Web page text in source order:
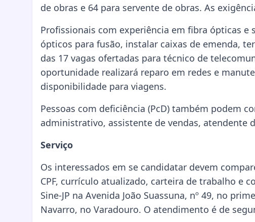
de obras e 64 para servente de obras. As
Profissionais com experiência em fibra ópticas e
ópticos para fusão, instalar caixas de emenda,
das 17 vagas ofertadas para técnico de
oportunidade realizará reparo em redes e
disponibilidade para viagens.
Pessoas com deficiência (PcD) também podem
administrativo, assistente de vendas, atendente
Serviço
Os interessados em se candidatar devem
CPF, currículo atualizado, carteira de trabalho e
Sine-JP na Avenida João Suassuna, nº 49, no
Navarro, no Varadouro. O atendimento é de